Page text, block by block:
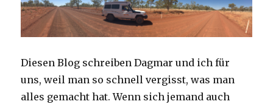
Diesen Blog schreiben Dagmar und ich für
uns, weil man so schnell vergisst, was man
alles gemacht hat. Wenn sich jemand auch